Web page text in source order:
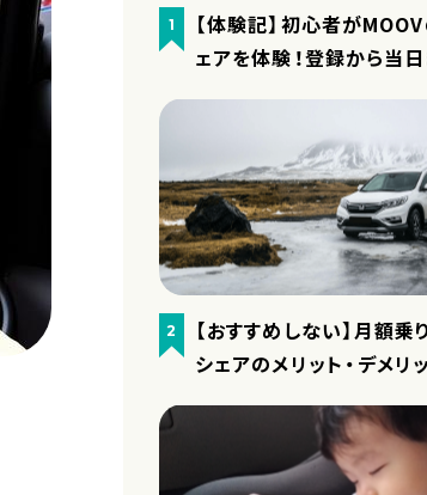
1
【体験記】初心者が
ェアを体験！登録から当
2
【おすすめしない】月額乗
シェアのメリット・デメリ